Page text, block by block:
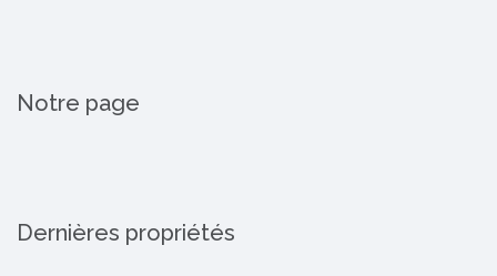
Notre page
Dernières propriétés